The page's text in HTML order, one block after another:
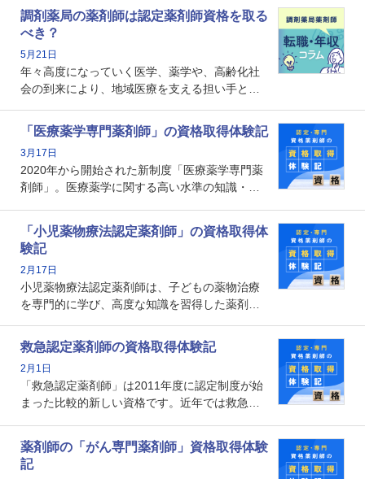
という声を聞いたことがあるかもしれません。
本記事では、認定薬剤師が「意味ない」といわ
れる理由や、取得するメリット、年収・キャリ
アへの影響を解説します。
調剤薬局の薬剤師は認定薬剤師資格を取る
べき？
5月21日
年々高度になっていく医学、薬学や、高齢化社
会の到来により、地域医療を支える担い手とし
で、重要度が増しているのが認定薬剤師という
資格です。認定薬剤師とはいったいどんな資格
なのでしょうか。それを取得するとどのような
メリットがあるのでしょうか。
「医療薬学専門薬剤師」の資格取得体験記
3月17日
2020年から開始された新制度「医療薬学専門薬
剤師」。医療薬学に関する高い水準の知識・技
剤師としての専門性を示す客観的な根拠の一つ
となります。取得要件は多岐に渡り、審査も複
数回ありますが、患者さんに対して一定の能力
の証明になる資格と言えます。
「小児薬物療法認定薬剤師」の資格取得体
験記
2月17日
小児薬物療法認定薬剤師は、子どもの薬物治療
を専門的に学び、高度な知識を習得した薬剤師
や、特有の疾患、心理状況を理解し、専門性を
深めることで、子どもとその保護者に寄り添え
る存在です。今回はそんな小児薬物療法認定薬
剤師の取得体験記をご紹介します。
救急認定薬剤師の資格取得体験記
2月1日
「救急認定薬剤師」は2011年度に認定制度が始
まった比較的新しい資格です。近年では救急病
とから、救急認定薬剤師を目指す病院薬剤師も
増えているのではないでしょうか。今回はそん
な救急認定薬剤師の取得体験記をご紹介しま
薬剤師の「がん専門薬剤師」資格取得体験
記